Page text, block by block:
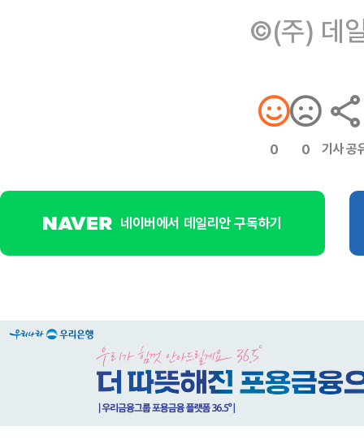
©(주) 데
0 0 기사 공
네이버에서 데일리안 구독하기